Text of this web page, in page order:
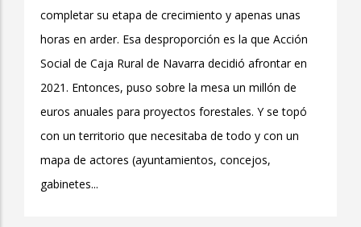
completar su etapa de crecimiento y apenas unas
horas en arder. Esa desproporción es la que Acción
Social de Caja Rural de Navarra decidió afrontar en
2021. Entonces, puso sobre la mesa un millón de
euros anuales para proyectos forestales. Y se topó
con un territorio que necesitaba de todo y con un
mapa de actores (ayuntamientos, concejos,
gabinetes...